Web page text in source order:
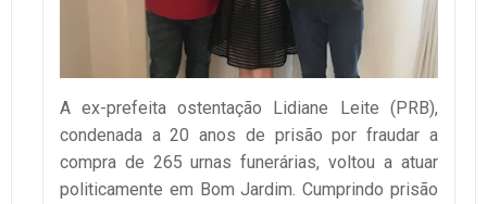
A ex-prefeita ostentação Lidiane Leite (PRB),
condenada a 20 anos de prisão por fraudar a
compra de 265 urnas funerárias, voltou a atuar
politicamente em Bom Jardim. Cumprindo prisão